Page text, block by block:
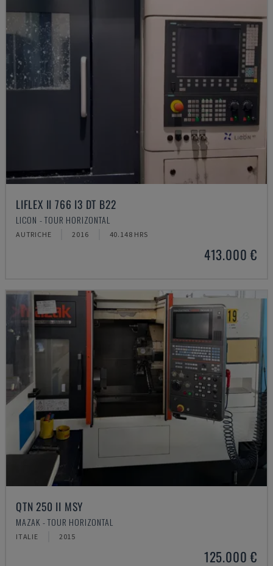
LIFLEX II 766 I3 DT B22
LICON - TOUR HORIZONTAL
AUTRICHE 2016 40.148 HRS
413.000 €
QTN 250 II MSY
MAZAK - TOUR HORIZONTAL
ITALIE 2015
125.000 €